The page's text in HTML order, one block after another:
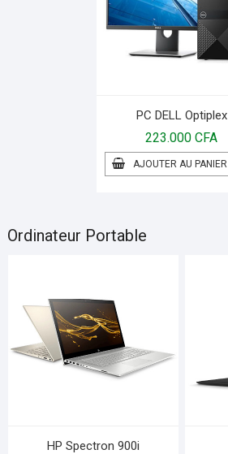
PC DELL Optiplex
223.000CFA
AJOUTER AU PANIER
Ordinateur Portable
HP Spectron 900i